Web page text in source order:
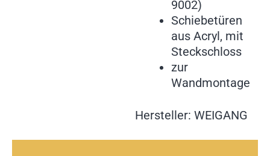
9002)
Schiebetüren
aus Acryl, mit
Steckschloss
zur
Wandmontage
Hersteller: WEIGANG